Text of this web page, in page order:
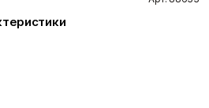
Пленки/Мембраны
Пароизоляционные